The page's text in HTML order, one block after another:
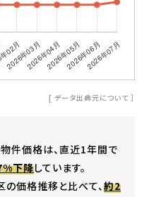
[ データ出典元について ］
件価格は、直近1年間で
下降しています。
価格推移と比べて、 約2